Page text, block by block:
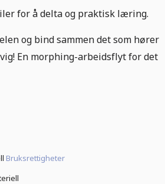
for å delta og praktisk læring.
og bind sammen det som hører
En morphing-arbeidsflyt for det
Bruksrettigheter